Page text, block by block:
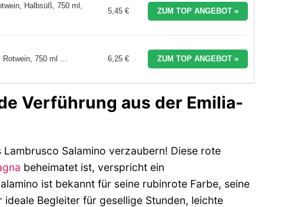
Halbsüß, 750 ml,
5,45 € ZUM TOP ANGEBOT »
750 ml ... 6,25 € ZUM TOP ANGEBOT »
Verführung aus der Emilia-
Salamino verzaubern! Diese rote
beheimatet ist, verspricht ein
ist bekannt für seine rubinrote Farbe, seine
Begleiter für gesellige Stunden, leichte